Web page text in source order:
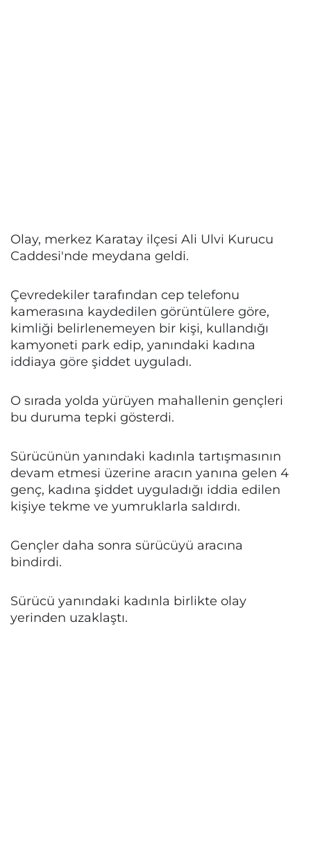
Olay, merkez Karatay ilçesi Ali Ulvi Kurucu
Caddesi'nde meydana geldi.
Çevredekiler tarafından cep telefonu
kamerasına kaydedilen görüntülere göre,
kimliği belirlenemeyen bir kişi, kullandığı
kamyoneti park edip, yanındaki kadına
iddiaya göre şiddet uyguladı.
O sırada yolda yürüyen mahallenin gençleri
bu duruma tepki gösterdi.
Sürücünün yanındaki kadınla tartışmasının
devam etmesi üzerine aracın yanına gelen 4
genç, kadına şiddet uyguladığı iddia edilen
kişiye tekme ve yumruklarla saldırdı.
Gençler daha sonra sürücüyü aracına
bindirdi.
Sürücü yanındaki kadınla birlikte olay
yerinden uzaklaştı.